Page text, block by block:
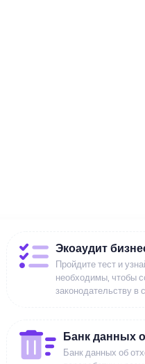
Экоаудит
Пройдите тест и
необходимы, чтобы
законодательству в
Банк данных
Банк данных об